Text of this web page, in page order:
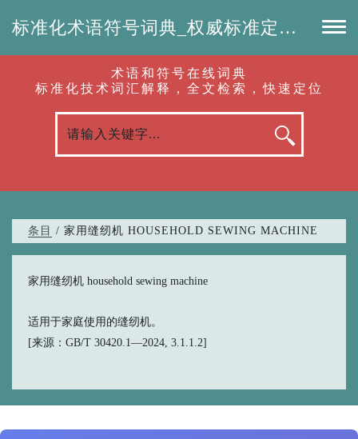
标准化术语符号词典_权威标准定义_专业词汇查询-认准啦（RenZhunLa.com）
术语和符号在线词典
标准化技术词汇解释，全文检索，快速定位
条目 / 家用缝纫机 HOUSEHOLD SEWING MACHINE
家用缝纫机 household sewing machine
适用于家庭使用的缝纫机。
[来源：GB/T 30420.1—2024, 3.1.1.2]